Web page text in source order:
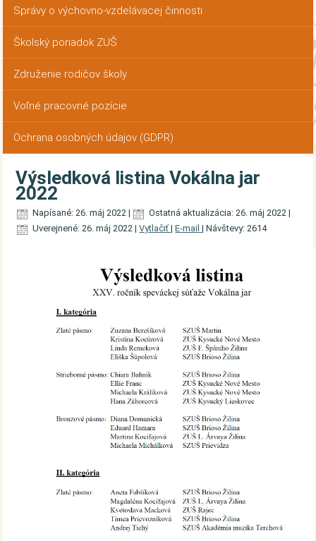
Správy o výchovno-vzdelávacej činnosti
Školský poriadok ZUŠ
Združenie rodičov školy
Voľné pracovné pozície
Ochrana osobných údajov (GDPR)
Výsledková listina Vokálna jar
2022
Napísané: 26. máj 2022 | Ostatná aktualizácia: 26. máj 2022 |
Uverejnené: 26. máj 2022 |Vytlačiť|E-mail|Návštevy: 2614